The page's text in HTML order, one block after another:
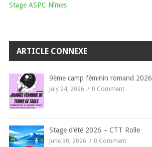
Stage ASPC Nîmes
ARTICLE CONNEXE
9ème camp féminin romand 2026
July 24, 2026 0 Comment
Stage d’été 2026 – CTT Rolle
June 30, 2026 0 Comment